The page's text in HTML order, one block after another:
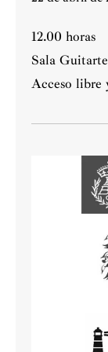
12.00 horas
Sala Guitarte
Acceso libre